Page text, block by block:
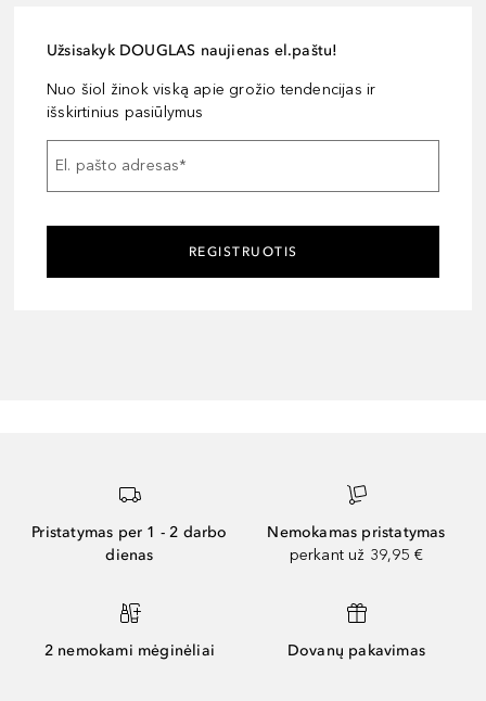
Užsisakyk DOUGLAS naujienas el.paštu!
Nuo šiol žinok viską apie grožio tendencijas ir
išskirtinius pasiūlymus
El. pašto adresas*
REGISTRUOTIS
Pristatymas per 1 - 2 darbo
dienas
Nemokamas pristatymas
perkant už 39,95 €
2 nemokami mėginėliai Dovanų pakavimas